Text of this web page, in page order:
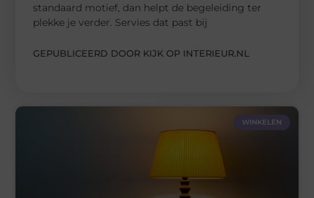
standaard motief, dan helpt de begeleiding ter
plekke je verder. Servies dat past bij
GEPUBLICEERD DOOR KIJK OP INTERIEUR.NL
WINKELEN